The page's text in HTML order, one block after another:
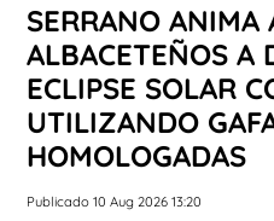
SERRANO ANIMA
ALBACETEÑOS A
ECLIPSE SOLAR
UTILIZANDO
HOMOLOGADAS
Publicado 10 Aug 2026 13:20